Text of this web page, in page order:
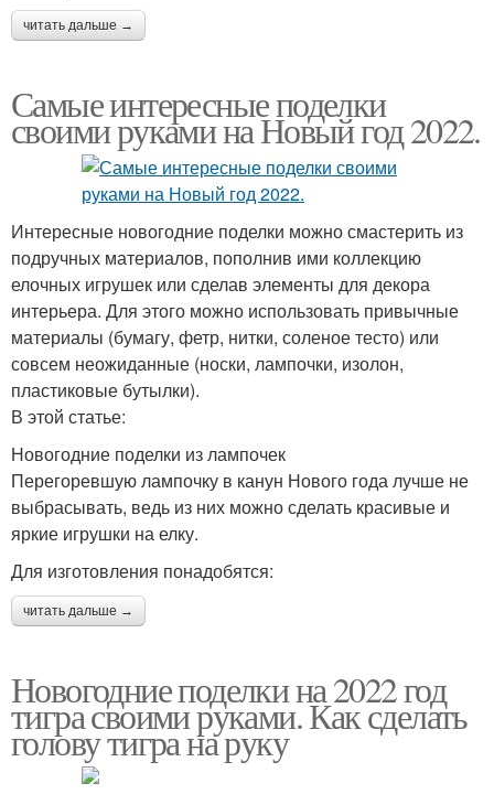
читать дальше →
Самые интересные поделки
своими руками на Новый год 2022.
Интересные новогодние поделки можно смастерить из
подручных материалов, пополнив ими коллекцию
елочных игрушек или сделав элементы для декора
интерьера. Для этого можно использовать привычные
материалы (бумагу, фетр, нитки, соленое тесто) или
совсем неожиданные (носки, лампочки, изолон,
пластиковые бутылки).
В этой статье:
Новогодние поделки из лампочек
Перегоревшую лампочку в канун Нового года лучше не
выбрасывать, ведь из них можно сделать красивые и
яркие игрушки на елку.
Для изготовления понадобятся:
читать дальше →
Новогодние поделки на 2022 год
тигра своими руками. Как сделать
голову тигра на руку